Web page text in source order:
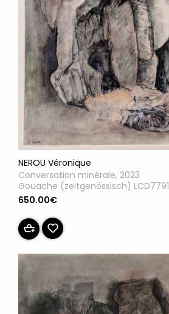
NEROU Véronique
Conversation minérale, 2023
Gouache (zeitgenössisch) LCD7791
650.00€